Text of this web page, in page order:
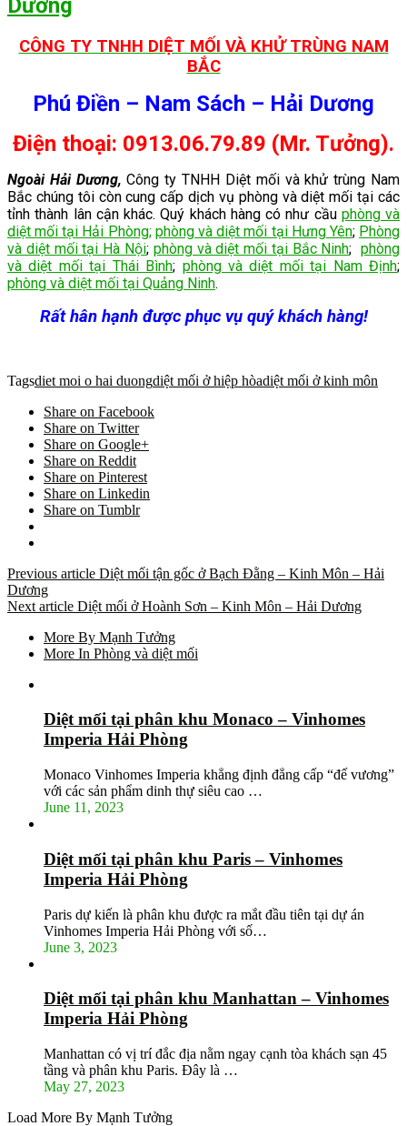
Dương
CÔNG TY TNHH DIỆT MỐI VÀ KHỬ TRÙNG NAM
BẮC
Phú Điền – Nam Sách – Hải Dương
Điện thoại: 0913.06.79.89 (Mr. Tưởng).
Ngoài Hải Dương, Công ty TNHH Diệt mối và khử trùng Nam
Bắc chúng tôi còn cung cấp dịch vụ phòng và diệt mối tại các
tỉnh thành lân cận khác. Quý khách hàng có như cầu phòng và
diệt mối tại Hải Phòng; phòng và diệt mối tại Hưng Yên; Phòng
và diệt mối tại Hà Nội; phòng và diệt mối tại Bắc Ninh;phòng
và diệt mối tại Thái Bình; phòng và diệt mối tại Nam Định;
phòng và diệt mối tại Quảng Ninh.
Rất hân hạnh được phục vụ quý khách hàng!
Tagsdiet moi o hai duongdiệt mối ở hiệp hòadiệt mối ở kinh môn
Share on Facebook
Share on Twitter
Share on Google+
Share on Reddit
Share on Pinterest
Share on Linkedin
Share on Tumblr
Previous article Diệt mối tận gốc ở Bạch Đằng – Kinh Môn – Hải
Dương
Next article Diệt mối ở Hoành Sơn – Kinh Môn – Hải Dương
More By Mạnh Tưởng
More In Phòng và diệt mối
Diệt mối tại phân khu Monaco – Vinhomes
Imperia Hải Phòng
Monaco Vinhomes Imperia khẳng định đẳng cấp “đế vương”
với các sản phẩm dinh thự siêu cao …
June 11, 2023
Diệt mối tại phân khu Paris – Vinhomes
Imperia Hải Phòng
Paris dự kiến là phân khu được ra mắt đầu tiên tại dự án
Vinhomes Imperia Hải Phòng với số…
June 3, 2023
Diệt mối tại phân khu Manhattan – Vinhomes
Imperia Hải Phòng
Manhattan có vị trí đắc địa nằm ngay cạnh tòa khách sạn 45
tầng và phân khu Paris. Đây là …
May 27, 2023
Load More By Mạnh Tưởng